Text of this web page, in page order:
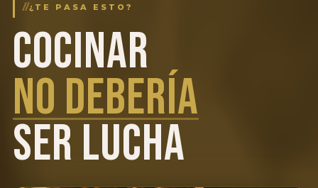
//¿TE PASA ESTO?
COCINAR
NO DEBERÍA
SER LUCHA